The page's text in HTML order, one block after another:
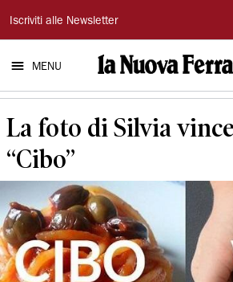
La
Nuova
Ferrara
Iscriviti alle Newsletter
MENU
La foto di Silvia
“Cibo”